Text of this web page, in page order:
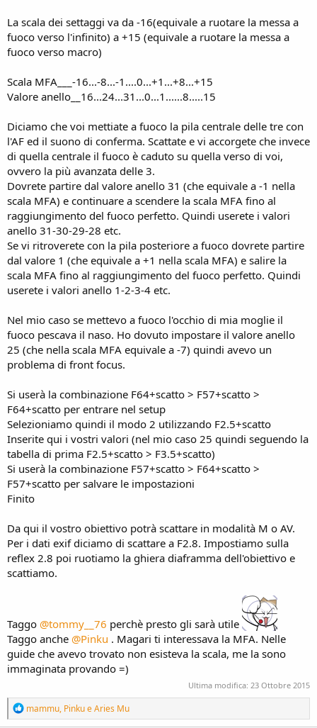
La scala dei settaggi va da -16(equivale a ruotare la messa a
fuoco verso l'infinito) a +15 (equivale a ruotare la messa a
fuoco verso macro)
Scala MFA___-16...-8...-1....0...+1...+8...+15
Valore anello__16...24...31...0...1......8.....15
Diciamo che voi mettiate a fuoco la pila centrale delle tre con
l'AF ed il suono di conferma. Scattate e vi accorgete che invece
di quella centrale il fuoco è caduto su quella verso di voi,
ovvero la più avanzata delle 3.
Dovrete partire dal valore anello 31 (che equivale a -1 nella
scala MFA) e continuare a scendere la scala MFA fino al
raggiungimento del fuoco perfetto. Quindi userete i valori
anello 31-30-29-28 etc.
Se vi ritroverete con la pila posteriore a fuoco dovrete partire
dal valore 1 (che equivale a +1 nella scala MFA) e salire la
scala MFA fino al raggiungimento del fuoco perfetto. Quindi
userete i valori anello 1-2-3-4 etc.
Nel mio caso se mettevo a fuoco l'occhio di mia moglie il
fuoco pescava il naso. Ho dovuto impostare il valore anello
25 (che nella scala MFA equivale a -7) quindi avevo un
problema di front focus.
Si userà la combinazione F64+scatto > F57+scatto >
F64+scatto per entrare nel setup
Selezioniamo quindi il modo 2 utilizzando F2.5+scatto
Inserite qui i vostri valori (nel mio caso 25 quindi seguendo la
tabella di prima F2.5+scatto > F3.5+scatto)
Si userà la combinazione F57+scatto > F64+scatto >
F57+scatto per salvare le impostazioni
Finito
Da qui il vostro obiettivo potrà scattare in modalità M o AV.
Per i dati exif diciamo di scattare a F2.8. Impostiamo sulla
reflex 2.8 poi ruotiamo la ghiera diaframma dell'obiettivo e
scattiamo.
Taggo @tommy__76 perchè presto gli sarà utile
Taggo anche @Pinku . Magari ti interessava la MFA. Nelle
guide che avevo trovato non esisteva la scala, me la sono
immaginata provando =)
Ultima modifica: 23 Ottobre 2015
R
e
mammu, PinkueAries Mu